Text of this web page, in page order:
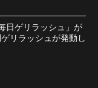
毎日ゲリラッシュ」が
リラッシュが発動し